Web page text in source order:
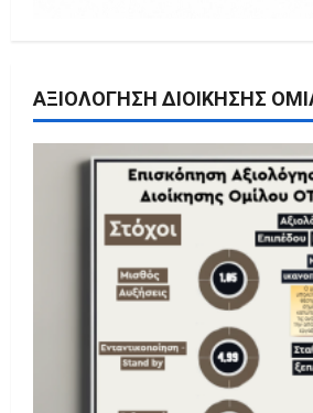
ΑΞΙΟΛΌΓΗΣΗ ΔΙΟΊΚΗΣΗΣ